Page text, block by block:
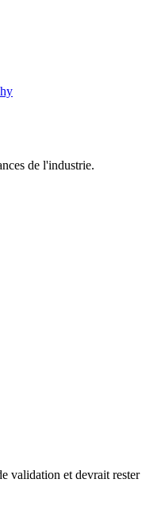
de l'industrie.
validation et devrait rester